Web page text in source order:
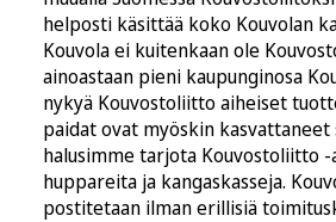
helposti käsittää koko Kouvolan
Kouvola ei kuitenkaan ole
ainoastaan pieni kaupunginosa
nykyä Kouvostoliitto aiheiset
paidat ovat myöskin kasvattaneet
halusimme tarjota Kouvostoliitto -
huppareita ja kangaskasseja.
postitetaan ilman erillisiä